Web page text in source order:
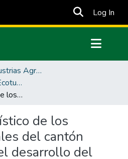
Log In
Facultad de Industrias Agropecuarias y Ciencias Ambientales
Carrera de Turismo y Ecoturimo
El potencial turístico de los recursos naturales del cantón Cayambe para el desarrollo del turismo de aventura en el periodo 2022.
de los
del cantón
desarrollo del